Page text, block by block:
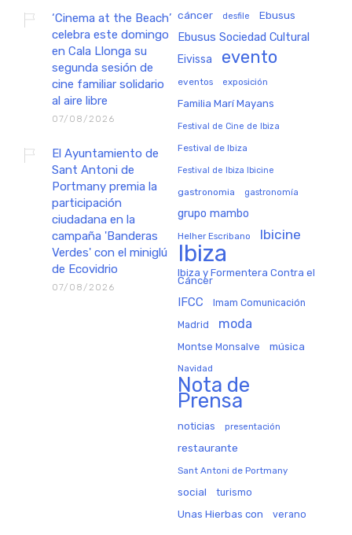
‘Cinema at the Beach’
celebra este domingo
en Cala Llonga su
segunda sesión de
cine familiar solidario
al aire libre
07/08/2026
El Ayuntamiento de
Sant Antoni de
Portmany premia la
participación
ciudadana en la
campaña 'Banderas
Verdes' con el miniglú
de Ecovidrio
07/08/2026
cáncer desfile Ebusus
Ebusus Sociedad Cultural
Eivissa evento
eventos exposición
Familia Marí Mayans
Festival de Cine de Ibiza
Festival de Ibiza
Festival de Ibiza Ibicine
gastronomia gastronomía
grupo mambo
Helher Escribano Ibicine
Ibiza
Ibiza y Formentera Contra el
Cáncer
IFCC Imam Comunicación
Madrid moda
Montse Monsalve música
Navidad
Nota de
Prensa
noticias presentación
restaurante
Sant Antoni de Portmany
social turismo
Unas Hierbas con verano